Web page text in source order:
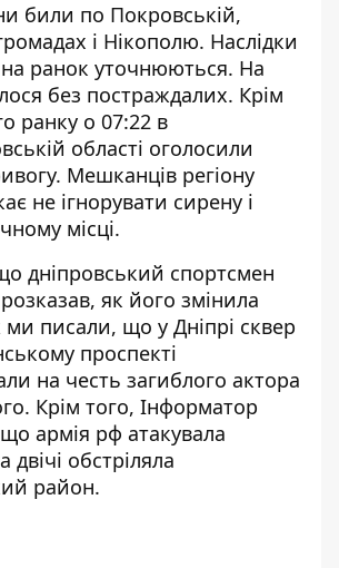
били по Покровській,
і Нікополю. Наслідки
ранок уточнюються. На
без постраждалих. Крім
ранку о 07:22 в
області оголосили
Мешканців регіону
не ігнорувати сирену і
місці.
дніпровський спортсмен
як його змінила
ми писали, що у Дніпрі сквер
проспекті
на честь загиблого актора
Крім того, Інформатор
що армія рф атакувала
двічі обстріляла
район.